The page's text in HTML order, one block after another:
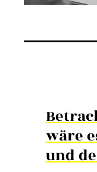
wäre
und